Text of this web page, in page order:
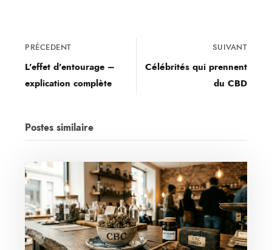
PRÉCEDENT
L’effet d’entourage –
explication complète
SUIVANT
Célébrités qui prennent
du CBD
Postes similaire